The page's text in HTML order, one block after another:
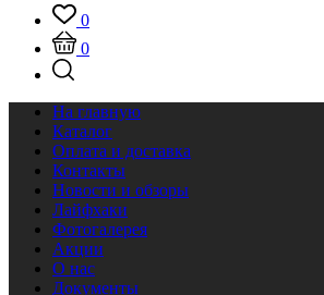
0
0
На главную
Каталог
Оплата и доставка
Контакты
Новости и обзоры
Лайфхаки
Фотогалерея
Акции
О нас
Документы